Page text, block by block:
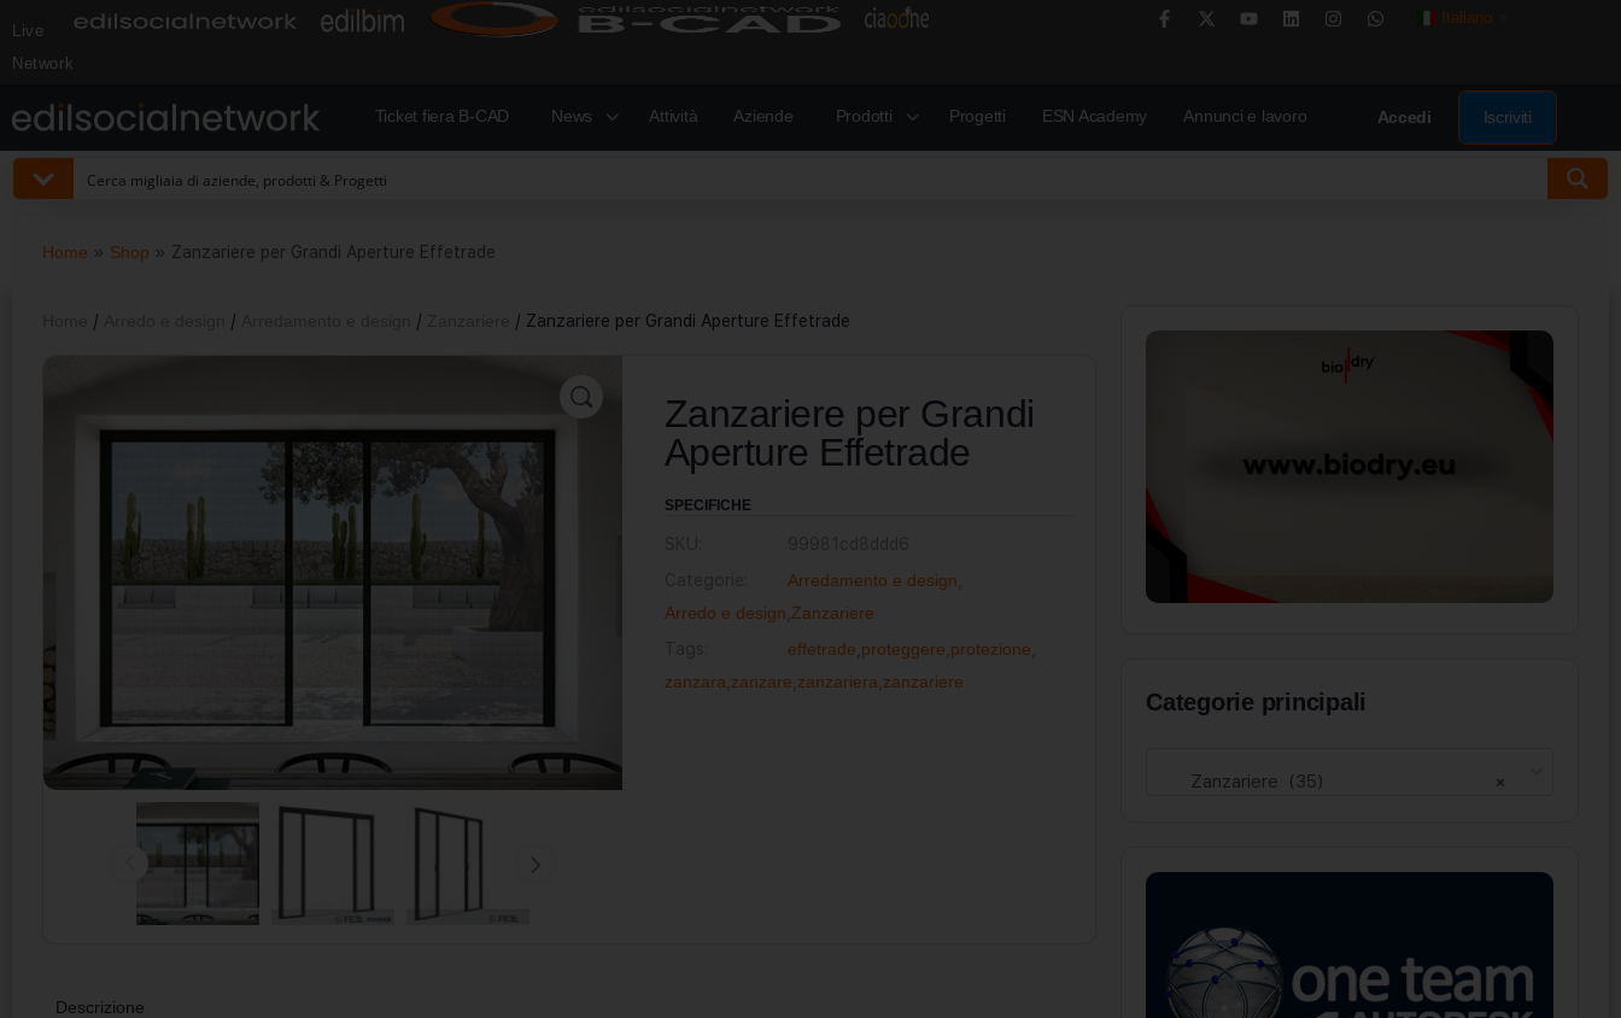
Live
Network
Italiano
Ticket fiera B-CAD News Attività Aziende Prodotti Progetti ESN Academy Annunci e lavoro Accedi Iscriviti
Home » Shop » Zanzariere per Grandi Aperture Effetrade
/ / / / Zanzariere per Grandi Aperture Effetrade
Zanzariere per Grandi
Aperture Effetrade
SPECIFICHE
Arredamento e design
Arredo e design Zanzariere
effetrade proteggere protezione
zanzara zanzare zanzariera zanzariere
Descrizione
Categorie principali
×
Zanzariere (35)